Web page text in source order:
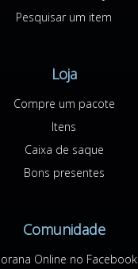
Pesquisar um item
Loja
Compre um pacote
Itens
Caixa de saque
Bons presentes
Comunidade
Online no Facebook